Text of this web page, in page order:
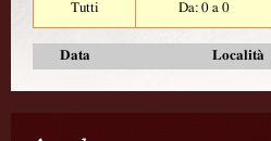
Tutti
Da: 0 a 0
Data Località